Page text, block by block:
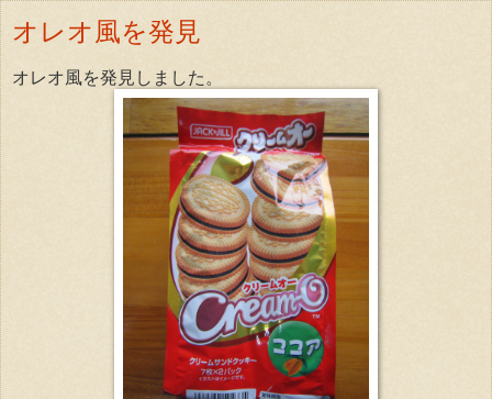
オレオ風を発見
オレオ風を発見しました。